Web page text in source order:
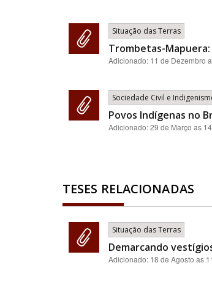
Situação das Terras
Trombetas-
Adicionado: 11 de Dezembro
Sociedade Civil e
Povos Indígenas no
Adicionado:29 de Março as
TESES RELACIONADAS
Situação das Terras
Demarcando
Adicionado: 18 de Agosto as